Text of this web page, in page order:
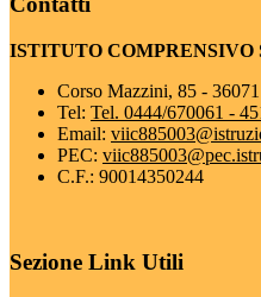
ISTITUTO COMPRENSIVO
Corso Mazzini, 85 -
Tel: Tel. 0444/670061 -
Email:
PEC:
C.F.: 90014350244
Sezione Link Utili